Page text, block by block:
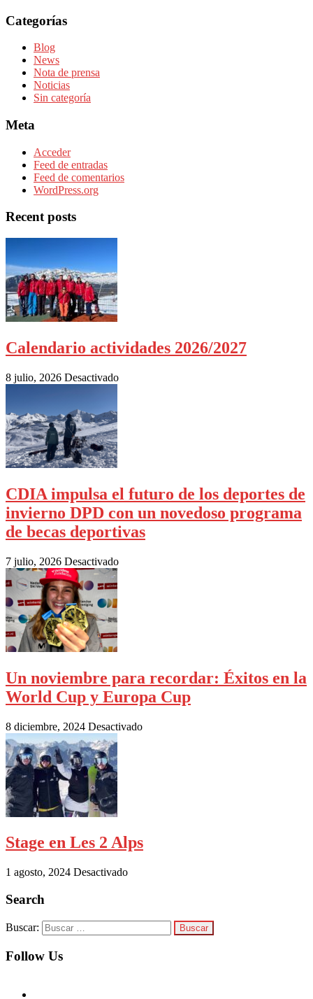
Categorías
Blog
News
Nota de prensa
Noticias
Sin categoría
Meta
Acceder
Feed de entradas
Feed de comentarios
WordPress.org
Recent posts
Calendario actividades 2026/2027
8 julio, 2026 Desactivado
CDIA impulsa el futuro de los deportes de
invierno DPD con un novedoso programa
de becas deportivas
7 julio, 2026 Desactivado
Un noviembre para recordar: Éxitos en la
World Cup y Europa Cup
8 diciembre, 2024 Desactivado
Stage en Les 2 Alps
1 agosto, 2024 Desactivado
Search
Buscar:
Follow Us